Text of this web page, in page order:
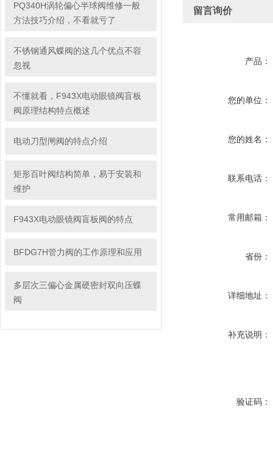
PQ340H涡轮偏心半球阀维修一般
方法技巧介绍，不看就亏了
不锈钢通风蝶阀的这几个优点不容
忽视
不懂就看，F943X电动眼镜阀盲板
阀原理结构特点概述
电动刀型闸阀的特点介绍
矩形百叶阀结构简单，易于安装和
维护
F943X电动眼镜阀盲板阀的特点
BFDG7H管力阀的工作原理和应用
多层次三偏心金属硬密封双向压蝶
阀
留言询价
产品：
您的单位：
您的姓名：
联系电话：
常用邮箱：
省份：
详细地址：
补充说明：
验证码：